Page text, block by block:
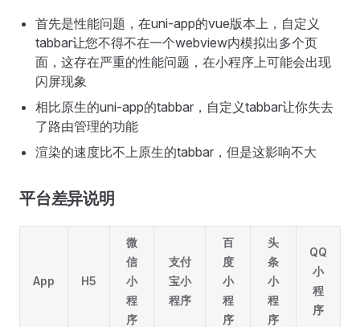
首先是性能问题，在uni-app的vue版本上，自定义
tabbar让您不得不在一个webview内模拟出多个页
面，这存在严重的性能问题，在小程序上可能会出现
闪屏现象
相比原生的uni-app的tabbar，自定义tabbar让你失去
了路由管理的功能
渲染的速度比不上原生的tabbar，但是这影响不大
平台差异说明
App H5
微
信
小
程
序
支付
宝小
程序
百
度
小
程
序
头
条
小
程
序
QQ
小
程
序